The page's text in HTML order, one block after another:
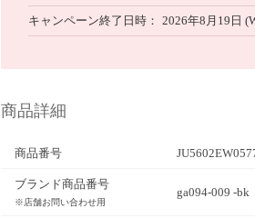
キャンペーン終了日時 2026年8月19日
商品詳細
商品番号
ブランド商品番号
※店舗お問い合わせ用
ga094-009 -bk